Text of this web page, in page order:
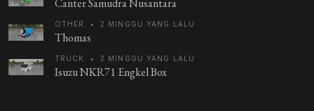
Canter Samudra Nusantara
OTHER • 2 MINGGU YANG LALU
Thomas
TRUCK • 2 MINGGU YANG LALU
Isuzu NKR71 Engkel Box